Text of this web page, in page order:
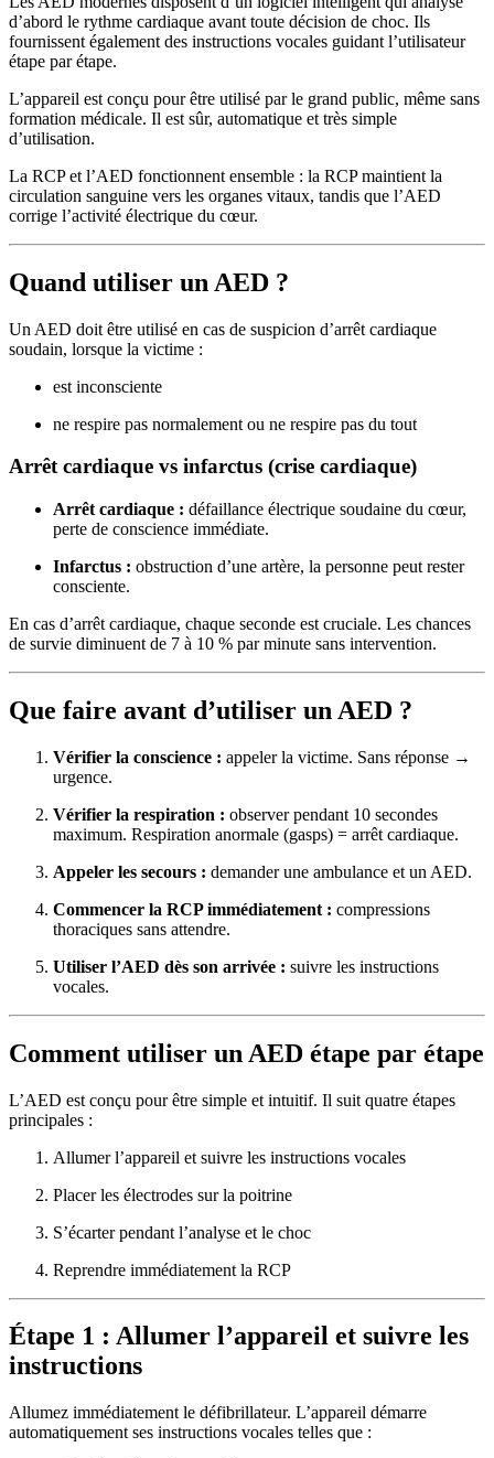
d’abord le rythme cardiaque avant toute décision de choc. Ils
fournissent également des instructions vocales guidant l’utilisateur
étape par étape.
L’appareil est conçu pour être utilisé par le grand public, même sans
formation médicale. Il est sûr, automatique et très simple
d’utilisation.
La RCP et l’AED fonctionnent ensemble : la RCP maintient la
circulation sanguine vers les organes vitaux, tandis que l’AED
corrige l’activité électrique du cœur.
Quand utiliser un AED ?
Un AED doit être utilisé en cas de suspicion d’arrêt cardiaque
soudain, lorsque la victime :
est inconsciente
ne respire pas normalement ou ne respire pas du tout
Arrêt cardiaque vs infarctus (crise cardiaque)
Arrêt cardiaque : défaillance électrique soudaine du cœur,
perte de conscience immédiate.
Infarctus : obstruction d’une artère, la personne peut rester
consciente.
En cas d’arrêt cardiaque, chaque seconde est cruciale. Les chances
de survie diminuent de 7 à 10 % par minute sans intervention.
Que faire avant d’utiliser un AED ?
Vérifier la conscience : appeler la victime. Sans réponse →
urgence.
Vérifier la respiration : observer pendant 10 secondes
maximum. Respiration anormale (gasps) = arrêt cardiaque.
Appeler les secours : demander une ambulance et un AED.
Commencer la RCP immédiatement : compressions
thoraciques sans attendre.
Utiliser l’AED dès son arrivée : suivre les instructions
vocales.
Comment utiliser un AED étape par étape
L’AED est conçu pour être simple et intuitif. Il suit quatre étapes
principales :
Allumer l’appareil et suivre les instructions vocales
Placer les électrodes sur la poitrine
S’écarter pendant l’analyse et le choc
Reprendre immédiatement la RCP
Étape 1 : Allumer l’appareil et suivre les
instructions
Allumez immédiatement le défibrillateur. L’appareil démarre
automatiquement ses instructions vocales telles que :